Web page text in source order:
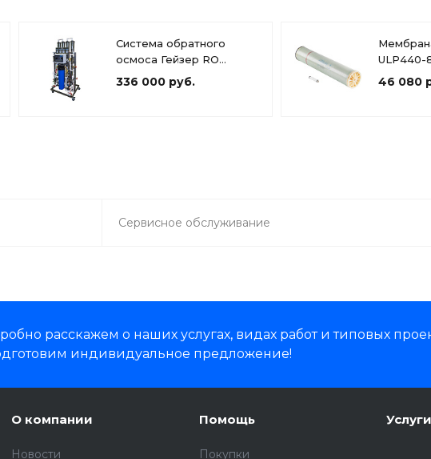
Система обратного
осмоса Гейзер RO
4x4040
336 000 руб.
ULP440-
46 080
Сервисное обслуживание
расскажем о наших услугах, видах работ и типовых
индивидуальное предложение!
О компании
Новости
Помощь
Покупки
Услуги